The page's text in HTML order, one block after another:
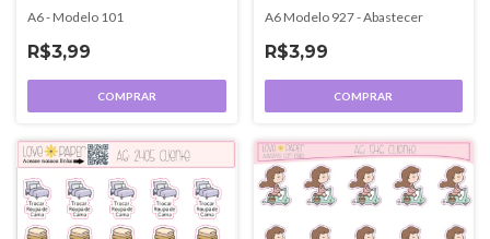
A6 - Modelo 101
R$3,99
COMPRAR
A6 Modelo 927 - Abastecer
R$3,99
COMPRAR